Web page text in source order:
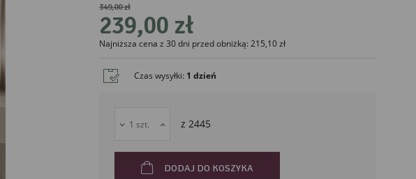
Paweł Ćwikliński
13
349,00 zł
239,00 zł
Najniższa cena z 30 dni przed obniżką: 215,10 zł
Czas wysyłki: 1 dzień
z 2445
DODAJ DO KOSZYKA